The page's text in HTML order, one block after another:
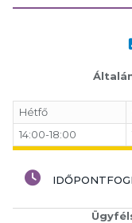
Hétfő
14:00-18:00